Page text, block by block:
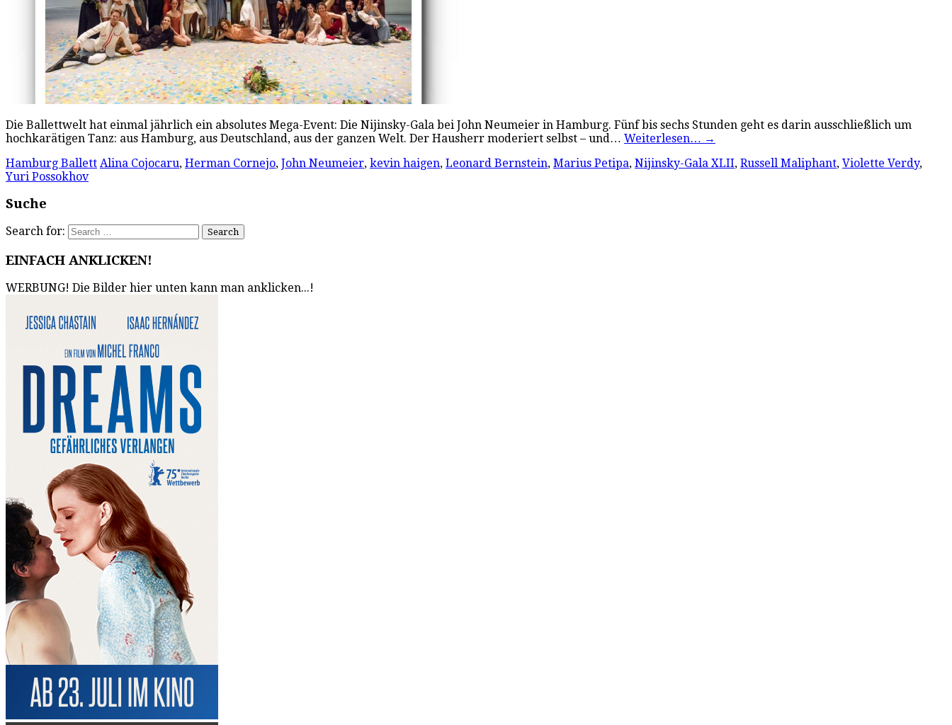
Die Ballettwelt hat einmal jährlich ein absolutes Mega-Event: Die Nijinsky-Gala bei John Neumeier in Hamburg. Fünf bis sechs Stunden geht es darin ausschließlich um
hochkarätigen Tanz: aus Hamburg, aus Deutschland, aus der ganzen Welt. Der Hausherr moderiert selbst – und… Weiterlesen… →
Hamburg Ballett Alina Cojocaru, Herman Cornejo, John Neumeier, kevin haigen, Leonard Bernstein, Marius Petipa, Nijinsky-Gala XLII, Russell Maliphant, Violette Verdy,
Yuri Possokhov
Suche
Search for:
EINFACH ANKLICKEN!
WERBUNG! Die Bilder hier unten kann man anklicken...!